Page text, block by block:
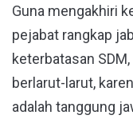
Guna mengakhiri
pejabat rangkap
keterbatasan
berlarut-larut,
adalah tanggung